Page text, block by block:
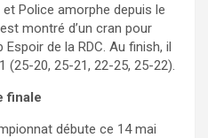
Police amorphe depuis le
montré d’un cran pour
de la RDC. Au finish, il
(25-20, 25-21, 22-25, 25-22).
finale
débute ce 14 mai